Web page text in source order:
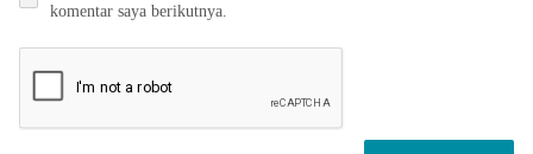
komentar saya berikutnya.